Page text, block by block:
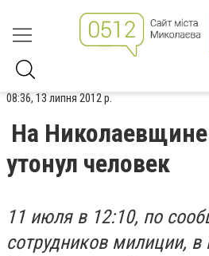
08:36, 13 липня 2012 р.
На
утонул человек
11 июля в 12:10, по
сотрудников милиции, в